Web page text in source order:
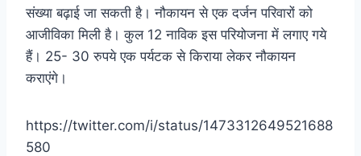
संख्या बढ़ाई जा सकती है। नौकायन से एक दर्जन परिवारों को
आजीविका मिली है। कुल 12 नाविक इस परियोजना में लगाए गये
हैं। 25- 30 रुपये एक पर्यटक से किराया लेकर नौकायन
कराएंगे।
https://twitter.com/i/status/1473312649521688
580